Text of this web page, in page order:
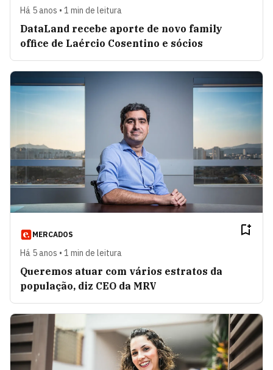
Há 5 anos • 1 min de leitura
DataLand recebe aporte de novo family
office de Laércio Cosentino e sócios
MERCADOS
Há 5 anos • 1 min de leitura
Queremos atuar com vários estratos da
população, diz CEO da MRV